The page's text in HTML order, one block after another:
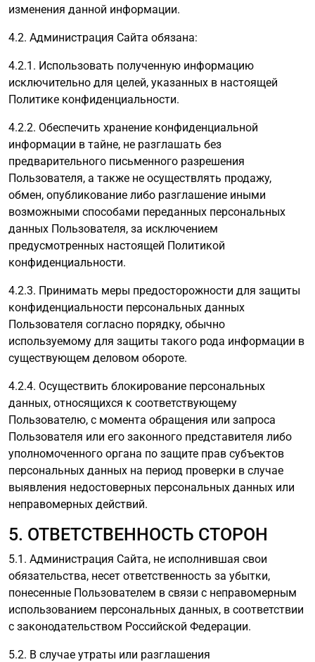
изменения данной информации.
4.2. Администрация Сайта обязана:
4.2.1. Использовать полученную информацию
исключительно для целей, указанных в настоящей
Политике конфиденциальности.
4.2.2. Обеспечить хранение конфиденциальной
информации в тайне, не разглашать без
предварительного письменного разрешения
Пользователя, а также не осуществлять продажу,
обмен, опубликование либо разглашение иными
возможными способами переданных персональных
данных Пользователя, за исключением
предусмотренных настоящей Политикой
конфиденциальности.
4.2.3. Принимать меры предосторожности для защиты
конфиденциальности персональных данных
Пользователя согласно порядку, обычно
используемому для защиты такого рода информации в
существующем деловом обороте.
4.2.4. Осуществить блокирование персональных
данных, относящихся к соответствующему
Пользователю, с момента обращения или запроса
Пользователя или его законного представителя либо
уполномоченного органа по защите прав субъектов
персональных данных на период проверки в случае
выявления недостоверных персональных данных или
неправомерных действий.
5. ОТВЕТСТВЕННОСТЬ СТОРОН
5.1. Администрация Сайта, не исполнившая свои
обязательства, несет ответственность за убытки,
понесенные Пользователем в связи с неправомерным
использованием персональных данных, в соответствии
с законодательством Российской Федерации.
5.2. В случае утраты или разглашения